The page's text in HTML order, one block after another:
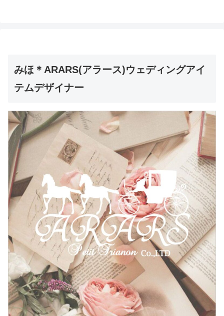
みほ＊ARARS(アラース)ウェディングアイ
テムデザイナー